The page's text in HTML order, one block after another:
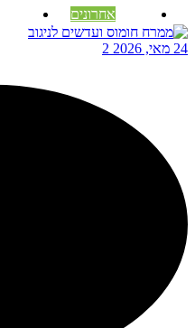
אחרונים
24 מאי, 2026 2